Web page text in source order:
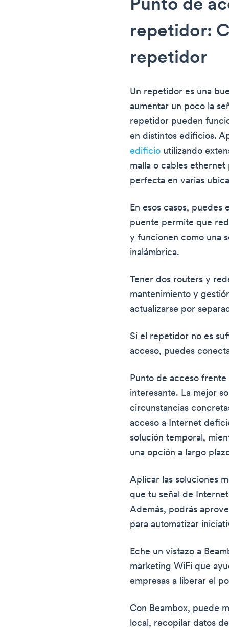
Punto de
repetidor:
repetidor
Un repetidor es una
aumentar un poco la
repetidor pueden
en distintos edificios.
edificio utilizando
malla o cables
perfecta en varias
En esos casos,
puente permite que
y funcionen como una
inalámbrica.
Tener dos routers y
mantenimiento y
actualizarse por
Si el repetidor no es
acceso, puedes
Punto de acceso
interesante. La mejor
circunstancias
acceso a Internet
solución temporal,
una opción a largo
Aplicar las soluciones
que tu señal de
Además, podrás
para automatizar
Eche un vistazo a
marketing WiFi que
empresas a liberar el
Con Beambox, puede
local, recopilar datos